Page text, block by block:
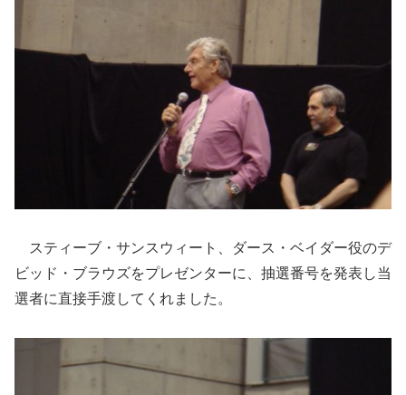
スティーブ・サンスウィート、ダース・ベイダー役のデ
ビッド・ブラウズをプレゼンターに、抽選番号を発表し当
選者に直接手渡してくれました。